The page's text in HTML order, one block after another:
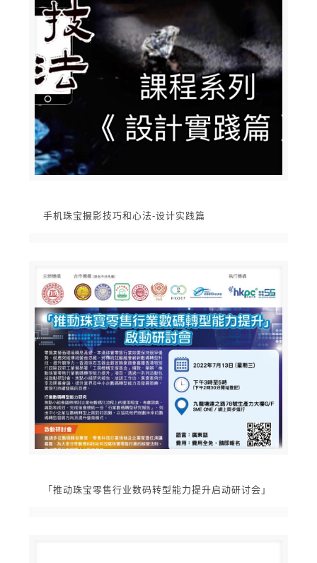
手机珠宝摄影技巧和心法-设计实践篇
「推动珠宝零售行业数码转型能力提升启动研讨会」